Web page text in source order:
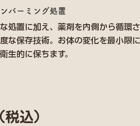
バーミング処置
処置に加え、薬剤を内側から循環さ
な保存技術。お体の変化を最小限に
生的に保ちます。
込）